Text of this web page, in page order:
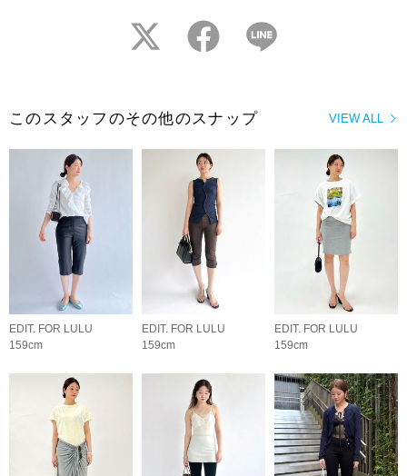
twitter facebook
VIEW ALL
このスタッフのその他のスナップ
EDIT. FOR LULU
159cm
EDIT. FOR LULU
159cm
EDIT. FOR LULU
159cm